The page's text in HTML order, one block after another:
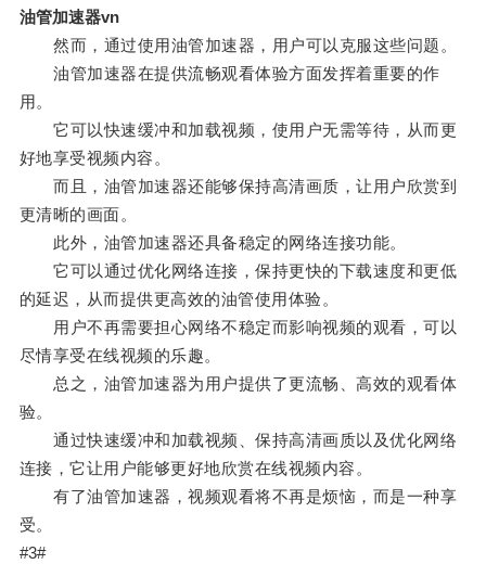
油管加速器vn
然而，通过使用油管加速器，用户可以克服这些问题。
油管加速器在提供流畅观看体验方面发挥着重要的作
用。
它可以快速缓冲和加载视频，使用户无需等待，从而更
好地享受视频内容。
而且，油管加速器还能够保持高清画质，让用户欣赏到
更清晰的画面。
此外，油管加速器还具备稳定的网络连接功能。
它可以通过优化网络连接，保持更快的下载速度和更低
的延迟，从而提供更高效的油管使用体验。
用户不再需要担心网络不稳定而影响视频的观看，可以
尽情享受在线视频的乐趣。
总之，油管加速器为用户提供了更流畅、高效的观看体
验。
通过快速缓冲和加载视频、保持高清画质以及优化网络
连接，它让用户能够更好地欣赏在线视频内容。
有了油管加速器，视频观看将不再是烦恼，而是一种享
受。
#3#